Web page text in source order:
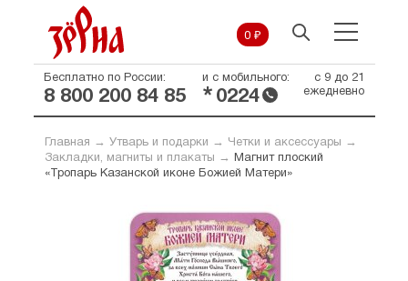
0 ₽
Бесплатно по России:
8 800 200 84 85
и с мобильного:
* 0224
с 9 до 21
ежедневно
Главная → Утварь и подарки → Четки и аксессуары →
Закладки, магниты и плакаты →
Магнит плоский
«Тропарь Казанской иконе Божией Матери»